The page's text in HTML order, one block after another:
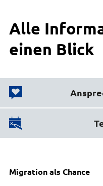
Alle
einen Blick
Wir helfen
Koordinierungsstelle
Viel(falt) geschafft
Migration als Chance